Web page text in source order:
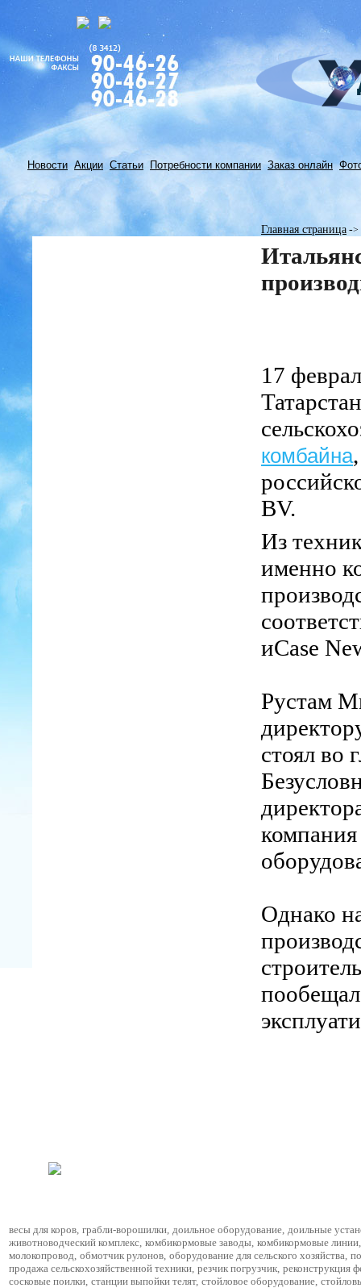
Новости Акции Статьи Потребности компании Заказ онлайн
Главная страница ->
17
комбайна
BV.
Из
именно
иCase
Рустам
стоял во
компания
Однако
весы для коров, грабли-ворошилки, доильное оборудование, доильные
животноводческий комплекс, комбикормовые заводы, комбикормовые линии,
молокопровод, обмотчик рулонов, оборудование для сельского хозяйства,
продажа сельскохозяйственной техники, резчик погрузчик, реконструкция
сосковые поилки, станции выпойки телят, стойловое оборудование,